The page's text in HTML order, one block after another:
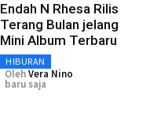
Endah N Rhesa Rilis
Terang Bulan jelang
Mini Album Terbaru
HIBURAN
OlehVera Nino
baru saja